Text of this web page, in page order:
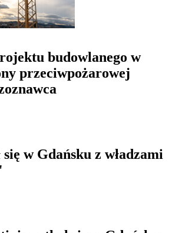
budowlanego w
przeciwpożarowej
w Gdańsku z władzami